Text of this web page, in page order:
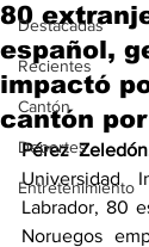
Destacadas
Recientes
Cantón
Deportes
Entretenimiento
80
español,
impactó
cantón
Pérez
Universidad
Labrador, 80
Noruegos